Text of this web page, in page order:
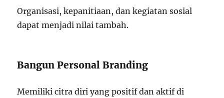
Organisasi, kepanitiaan, dan kegiatan sosial
dapat menjadi nilai tambah.
Bangun Personal Branding
Memiliki citra diri yang positif dan aktif di